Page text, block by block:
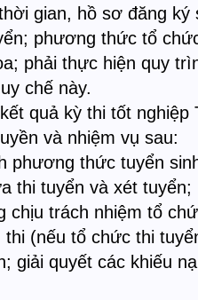
gian, hồ sơ đăng
phương thức tổ
phải thực hiện quy
chế này.
quả kỳ thi tốt nghiệp
và nhiệm vụ sau:
phương thức tuyển
thi tuyển và xét tuyển;
chịu trách nhiệm tổ
thi (nếu tổ chức thi
giải quyết các khiếu